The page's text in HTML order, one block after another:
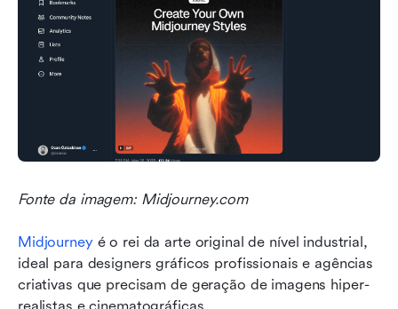
Fonte da imagem: Midjourney.com
Midjourney é o rei da arte original de nível industrial,
ideal para designers gráficos profissionais e agências
criativas que precisam de geração de imagens hiper-
realistas e cinematográficas.